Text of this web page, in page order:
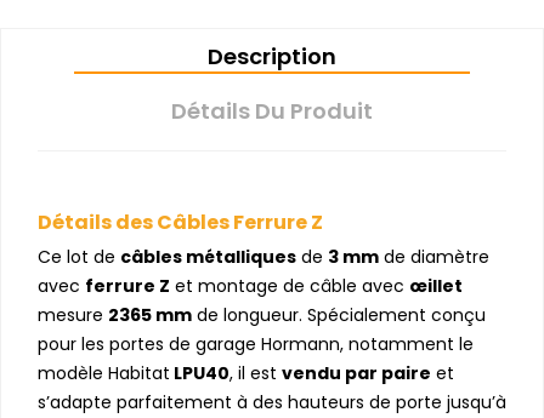
Description
Détails Du Produit
Détails des Câbles Ferrure Z
Ce lot de câbles métalliques de 3 mm de diamètre
avec ferrure Z et montage de câble avec œillet
mesure 2365 mm de longueur. Spécialement conçu
pour les portes de garage Hormann, notamment le
modèle Habitat LPU40, il est vendu par paire et
s’adapte parfaitement à des hauteurs de porte jusqu’à